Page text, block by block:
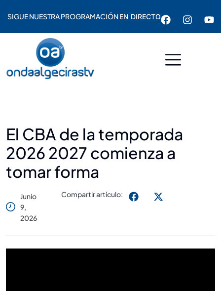
SIGUE NUESTRA PROGRAMACIÓNEN DIRECTO
El CBA de la temporada
2026 2027 comienza a
tomar forma
Junio
9,
2026
Compartir artículo: